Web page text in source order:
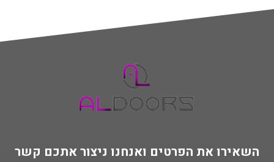
השאירו את הפרטים ואנחנו ניצור אתכם קשר